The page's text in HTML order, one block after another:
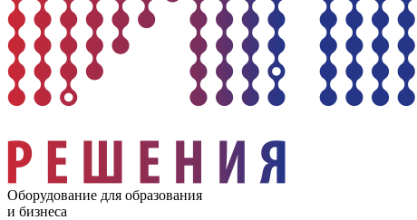
Оборудование для образования
и бизнеса